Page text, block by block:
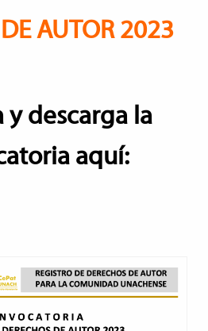
AUTOR 2023
y descarga la
aquí: